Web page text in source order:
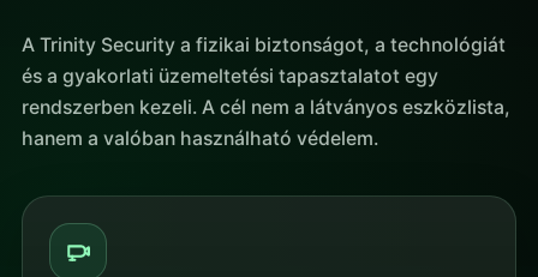
A Trinity Security a fizikai biztonságot, a technológiát
és a gyakorlati üzemeltetési tapasztalatot egy
rendszerben kezeli. A cél nem a látványos eszközlista,
hanem a valóban használható védelem.